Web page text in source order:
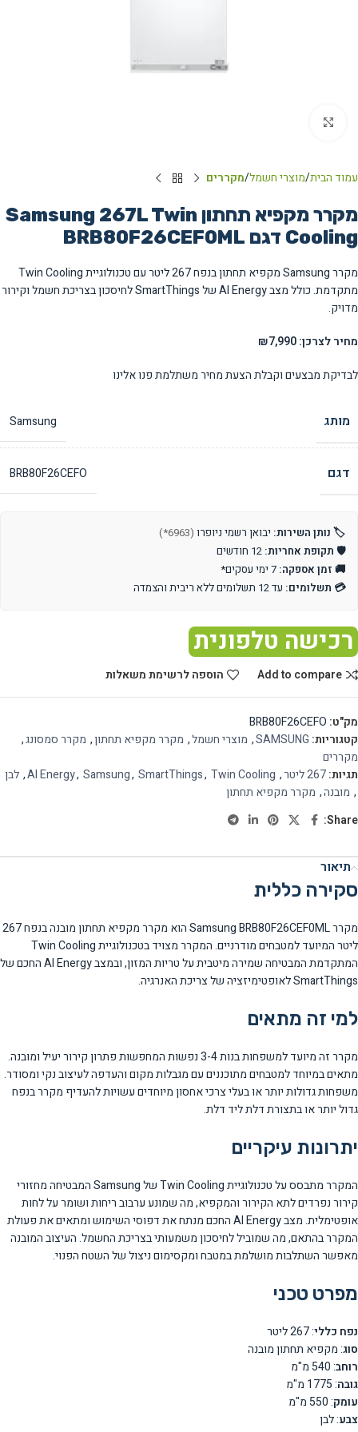
עמוד הבית מוצרי חשמל מקררים
מקרר מקפיא תחתון Samsung 267L Twin
Cooling דגם BRB80F26CEF0ML
מקרר Samsung מקפיא תחתון בנפח 267 ליטר עם טכנולוגיית Twin Cooling
מתקדמת. כולל מצב AI Energy של SmartThings לחיסכון בצריכת חשמל וקירור
מדויק.
מחיר לצרכן: ₪7,990
לבדיקת מבצעים וקבלת הצעת מחיר משתלמת פנו אלינו
מותג Samsung
דגם BRB80F26CEFO
🏷️ נותן השירות: יבואן רשמי ניופרו (6963*)
🛡️ תקופת אחריות:
🚚 זמן אספקה:
💳 תשלומים: עד 12 תשלומים ללא ריבית והצמדה
רכישה טלפונית
Add to compare הוספה לרשימת משאלות
מק"ט: BRB80F26CEFO
קטגוריות: SAMSUNG
, מוצרי חשמל, מקרר מקפיא תחתון, מקרר סמסונג,
מקררים
תגיות:267 ליטר ,
AI Energy, Samsung, SmartThings, Twin Cooling
, לבן
, מובנה, מקרר מקפיא תחתון
Share:
תיאור
סקירה כללית
מקרר Samsung BRB80F26CEF0ML הוא מקרר מקפיא תחתון מובנה בנפח 267
ליטר המיועד למטבחים מודרניים. המקרר מצויד בטכנולוגיית Twin Cooling
המתקדמת המבטיחה שמירה מיטבית על טריות המזון, ובמצב AI Energy החכם של
SmartThings לאופטימיזציה של צריכת האנרגיה.
למי זה מתאים
מקרר זה מיועד למשפחות בנות 3-4 נפשות המחפשות פתרון קירור יעיל ומובנה.
מתאים במיוחד למטבחים מתוכננים עם מגבלות מקום והעדפה לעיצוב נקי ומסודר.
משפחות גדולות יותר או בעלי צרכי אחסון מיוחדים עשויות להעדיף מקרר בנפח
גדול יותר או בתצורת דלת ליד דלת.
יתרונות עיקריים
המקרר מתבסס על טכנולוגיית Twin Cooling של Samsung המבטיחה מחזורי
קירור נפרדים לתא הקירור והמקפיא, מה שמונע ערבוב ריחות ושומר על לחות
אופטימלית. מצב AI Energy החכם מנתח את דפוסי השימוש ומתאים את פעולת
המקרר בהתאם, מה שמוביל לחיסכון משמעותי בצריכת החשמל. העיצוב המובנה
מאפשר השתלבות מושלמת במטבח ומקסימום ניצול של השטח הפנוי.
מפרט טכני
נפח כללי: 267 ליטר
סוג: מקפיא תחתון מובנה
רוחב: 540 מ"מ
גובה: 1775 מ"מ
עומק: 550 מ"מ
צבע: לבן